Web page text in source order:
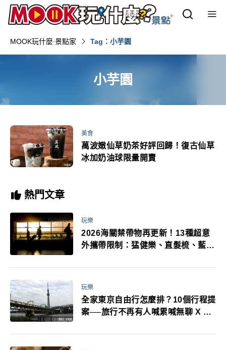
MOOK玩什麼‧景點家 Tag：小芋園
小芋園
美食
萬波嫩仙草奶茶好評回歸！復古仙草
冰加奶油球限量開賣
熱門文章
玩樂
2026海關禁帶物再更新！13種超意
外攜帶限制：猛健樂、直髮梳、藍牙
萬！注意事項一次看！
玩樂
全家東京自由行怎麼排？10個行程提
案──旅行不再有人喊累喊無聊 X 爸